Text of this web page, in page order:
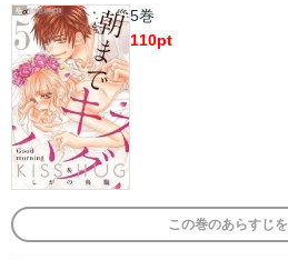
5巻
110pt
この巻のあらすじを